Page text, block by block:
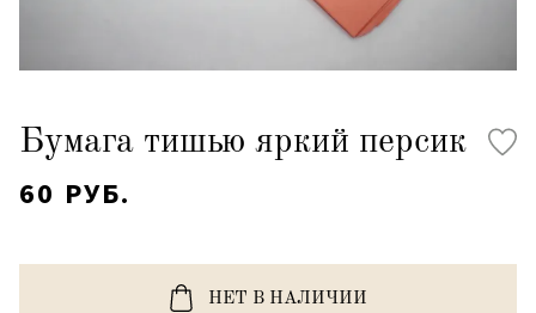
Бумага тишью яркий персик
60 РУБ.
НЕТ В НАЛИЧИИ